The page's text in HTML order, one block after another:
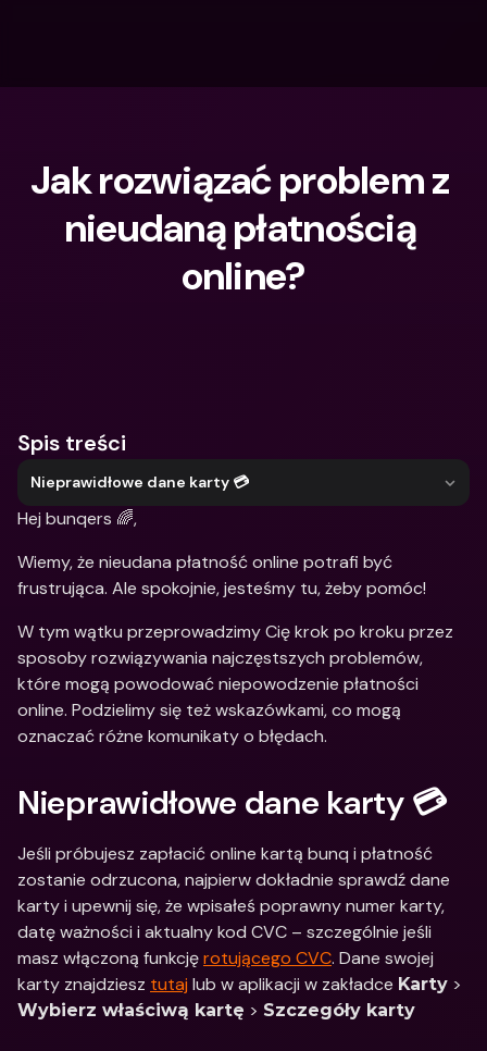
Jak rozwiązać problem z
nieudaną płatnością
online?
Spis treści
Nieprawidłowe dane karty 💳
Hej bunqers 🌈,
Wiemy, że nieudana płatność online potrafi być
frustrująca. Ale spokojnie, jesteśmy tu, żeby pomóc!
W tym wątku przeprowadzimy Cię krok po kroku przez
sposoby rozwiązywania najczęstszych problemów,
które mogą powodować niepowodzenie płatności
online. Podzielimy się też wskazówkami, co mogą
oznaczać różne komunikaty o błędach.
Nieprawidłowe dane karty 💳
Jeśli próbujesz zapłacić online kartą bunq i płatność
zostanie odrzucona, najpierw dokładnie sprawdź dane
karty i upewnij się, że wpisałeś poprawny numer karty,
datę ważności i aktualny kod CVC – szczególnie jeśli
masz włączoną funkcję rotującego CVC. Dane swojej
karty znajdziesz tutaj lub w aplikacji w zakładce Karty
Wybierz właściwą kartę > Szczegóły karty